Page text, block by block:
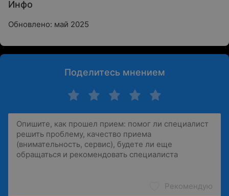
Инфо
Обновлено: май 2025
Поделитесь мнением
Рекомендую